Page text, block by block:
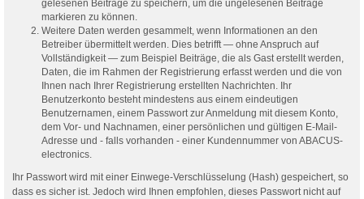
gelesenen Beiträge zu speichern, um die ungelesenen Beiträge
markieren zu können.
Weitere Daten werden gesammelt, wenn Informationen an den
Betreiber übermittelt werden. Dies betrifft — ohne Anspruch auf
Vollständigkeit — zum Beispiel Beiträge, die als Gast erstellt werden,
Daten, die im Rahmen der Registrierung erfasst werden und die von
Ihnen nach Ihrer Registrierung erstellten Nachrichten. Ihr
Benutzerkonto besteht mindestens aus einem eindeutigen
Benutzernamen, einem Passwort zur Anmeldung mit diesem Konto,
dem Vor- und Nachnamen, einer persönlichen und gültigen E-Mail-
Adresse und - falls vorhanden - einer Kundennummer von ABACUS-
electronics.
Ihr Passwort wird mit einer Einwege-Verschlüsselung (Hash) gespeichert, so
dass es sicher ist. Jedoch wird Ihnen empfohlen, dieses Passwort nicht auf